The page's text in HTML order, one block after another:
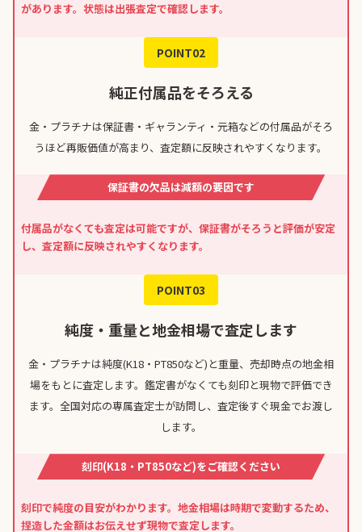
があります。状態は出張査定で確認します。
POINT02
純正付属品をそろえる
金・プラチナは保証書・ギャランティ・元箱などの付属品がそろ
うほど再販価値が高まり、査定額に反映されやすくなります。
保証書の欠品は減額の要因です
付属品がなくても査定は可能ですが、保証書がそろうと評価が安定
し、査定額に反映されやすくなります。
POINT03
純度・重量と地金相場で査定します
金・プラチナは純度(K18・PT850など)と重量、売却時点の地金相
場をもとに査定します。鑑定書がなくても刻印と現物で評価でき
ます。全国対応の専属査定士が訪問し、査定後すぐ現金でお渡し
します。
刻印(K18・PT850など)をご確認ください
刻印で純度の目安がわかります。地金相場は時期で変動するため、
捏造した金額はお伝えせず現物で査定します。